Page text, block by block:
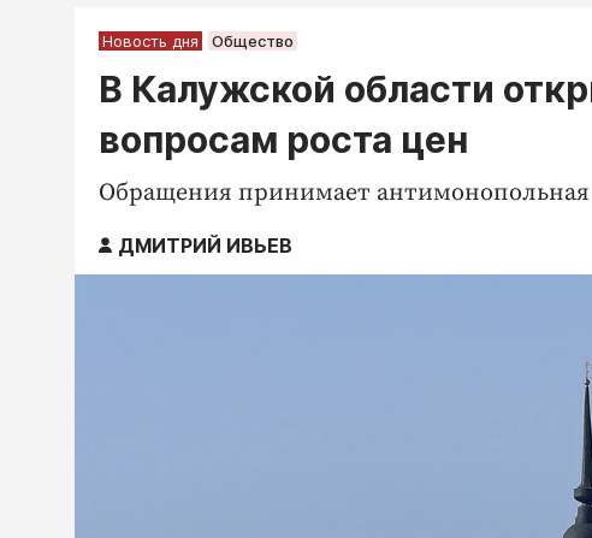
Новость дня Общество
В Калужской области
вопросам роста цен
Обращения принимает антимонопольная
ДМИТРИЙ ИВЬЕВ